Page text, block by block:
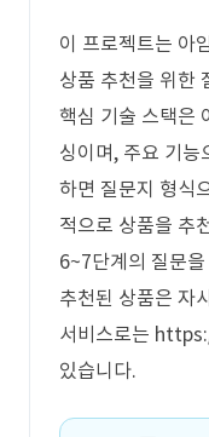
이 프로젝트는 아
상품 추천을 위한
핵심 기술 스택은
싱이며, 주요 기능
하면 질문지 형식
적으로 상품을 추
6~7단계의 질문
추천된 상품은 자
서비스로는
있습니다.